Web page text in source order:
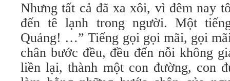
Nhưng tất cả đã xa xôi, vì đêm nay
đến tê lạnh trong người. Một
Quảng! …” Tiếng gọi gọi mãi, gọi
chân bước đều, đều đến nỗi không
liền lại, thành một con đường, con